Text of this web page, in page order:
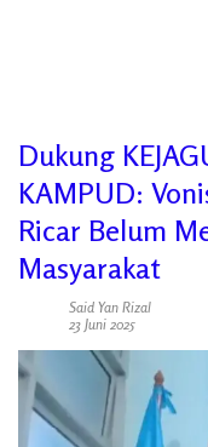
Dukung
KAMPUD:
Ricar Belum
Masyarakat
Said Yan Rizal
23 Juni 2025